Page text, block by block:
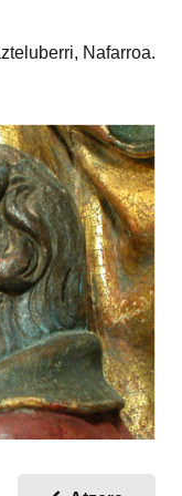
Nafarroa.